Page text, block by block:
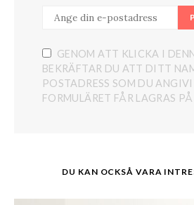
GENOM ATT KLICKA I
BEKRÄFTAR DU ATT DITT
POSTADRESS SOM DU
FORMULÄRET FÅR LAGRAS PÅ
DU KAN OCKSÅ VARA